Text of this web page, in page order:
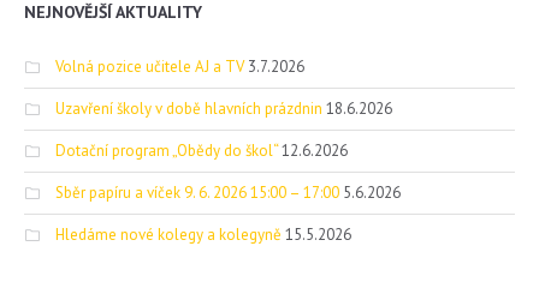
NEJNOVĚJŠÍ AKTUALITY
Volná pozice učitele AJ a TV 3.7.2026
Uzavření školy v době hlavních prázdnin 18.6.2026
Dotační program „Obědy do škol“12.6.2026
Sběr papíru a víček 9. 6. 2026 15:00 – 17:00 5.6.2026
Hledáme nové kolegy a kolegyně 15.5.2026